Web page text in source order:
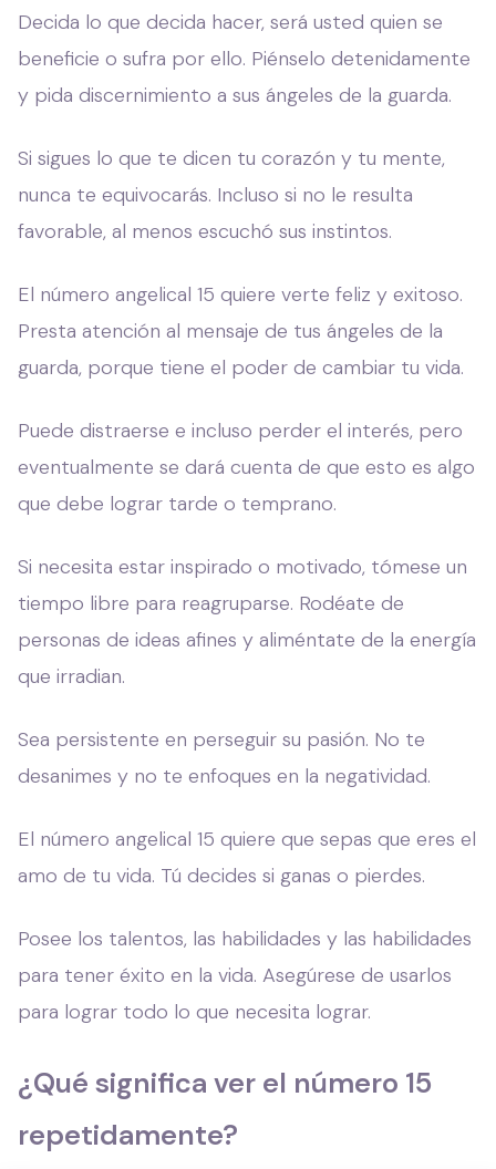
Decida lo que decida hacer, será usted quien se
beneficie o sufra por ello. Piénselo detenidamente
y pida discernimiento a sus ángeles de la guarda.
Si sigues lo que te dicen tu corazón y tu mente,
nunca te equivocarás. Incluso si no le resulta
favorable, al menos escuchó sus instintos.
El número angelical 15 quiere verte feliz y exitoso.
Presta atención al mensaje de tus ángeles de la
guarda, porque tiene el poder de cambiar tu vida.
Puede distraerse e incluso perder el interés, pero
eventualmente se dará cuenta de que esto es algo
que debe lograr tarde o temprano.
Si necesita estar inspirado o motivado, tómese un
tiempo libre para reagruparse. Rodéate de
personas de ideas afines y aliméntate de la energía
que irradian.
Sea persistente en perseguir su pasión. No te
desanimes y no te enfoques en la negatividad.
El número angelical 15 quiere que sepas que eres el
amo de tu vida. Tú decides si ganas o pierdes.
Posee los talentos, las habilidades y las habilidades
para tener éxito en la vida. Asegúrese de usarlos
para lograr todo lo que necesita lograr.
¿Qué significa ver el número 15
repetidamente?